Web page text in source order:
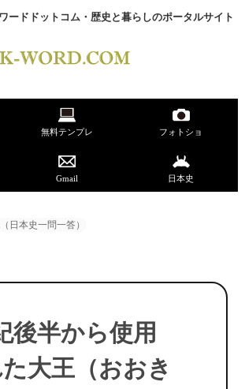
ードドットコム・歴史と暮らしのポータルサイト
無料テンプレ フォトショ
Gmail 日本史
日本史一問一答）
後半から使用
大王（おおき